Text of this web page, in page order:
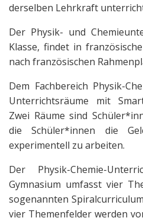
derselben Lehrkraft
Der Physik- und
Klasse, findet in
nach französischen
Dem Fachbereich Physik-
Unterrichtsräume mit
Zwei Räume sind
die Schüler*innen die
experimentell zu arbeiten.
Der Physik-Chemie-
Gymnasium umfasst vier
sogenannten
vier Themenfelder werden